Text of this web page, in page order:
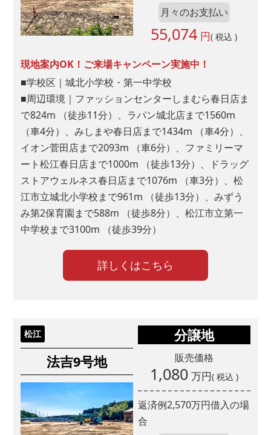
月々のお支払い
55,074 円( 税込 )
現地案内OK！ご来場キャンペーン実施中！
■学校区｜城北小学校・第一中学校
■周辺環境｜ファッションセンターしまむら春日店ま
で824m （徒歩11分）、ラパン城北店まで1560m
（車4分）、みしまや春日店まで1434m （車4分）、
イオン菅田店まで2093m （車6分）、ファミリーマ
ート松江春日店まで1000m （徒歩13分）、ドラッグ
ストアウェルネス春日店まで1076m （車3分）、松
江市立城北小学校まで961m （徒歩13分）、みずう
み第2保育園まで588m （徒歩8分）、松江市立第一
中学校まで3100m （徒歩39分）
詳しくはこちら
松江
法吉9号地
分譲地
販売価格
1,080万円( 税込 )
返済例2,570万円借入の場
合